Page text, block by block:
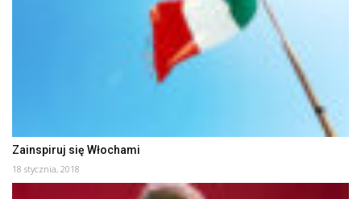
Zainspiruj się Włochami
18 stycznia, 2018